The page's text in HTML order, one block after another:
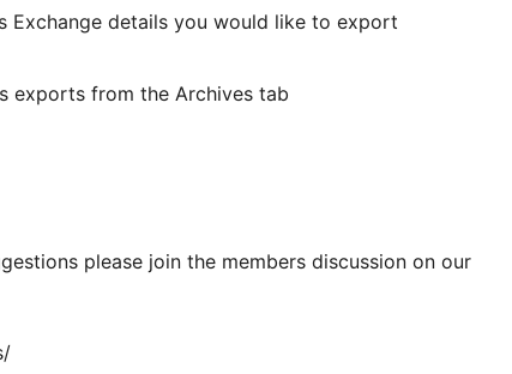
Exchange details you would like to export
exports from the Archives tab
please join the members discussion on our